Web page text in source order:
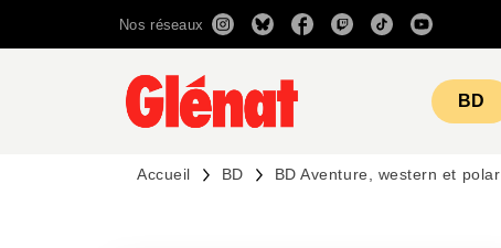
RECHERCHE CONTENU
Nos réseaux
BD
Accueil BD BD Aventure, western et polar